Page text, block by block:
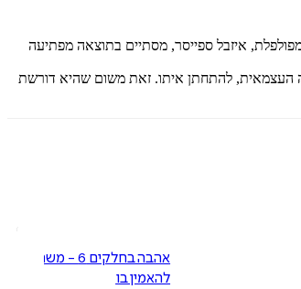
איזבל ספייסר, מסתיים בתוצאה מפתיעה
העצמאית, להתחתן איתו. זאת משום שהיא דורשת
אהבה בחלקים 6 - משהו
להאמין בו